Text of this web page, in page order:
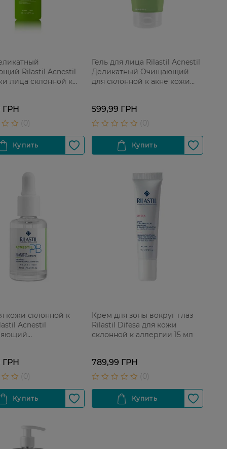
Rilastil Acnestil
лица склонной к
ГРН
Гель для лица Rilastil Acnestil
Деликатный Очищающий
для склонной к акне кожи
599,99 ГРН
кожи склонной к
Acnestil
ГРН
Крем для зоны вокруг глаз
Rilastil Difesa для кожи
склонной к аллергии 15 мл
789,99 ГРН